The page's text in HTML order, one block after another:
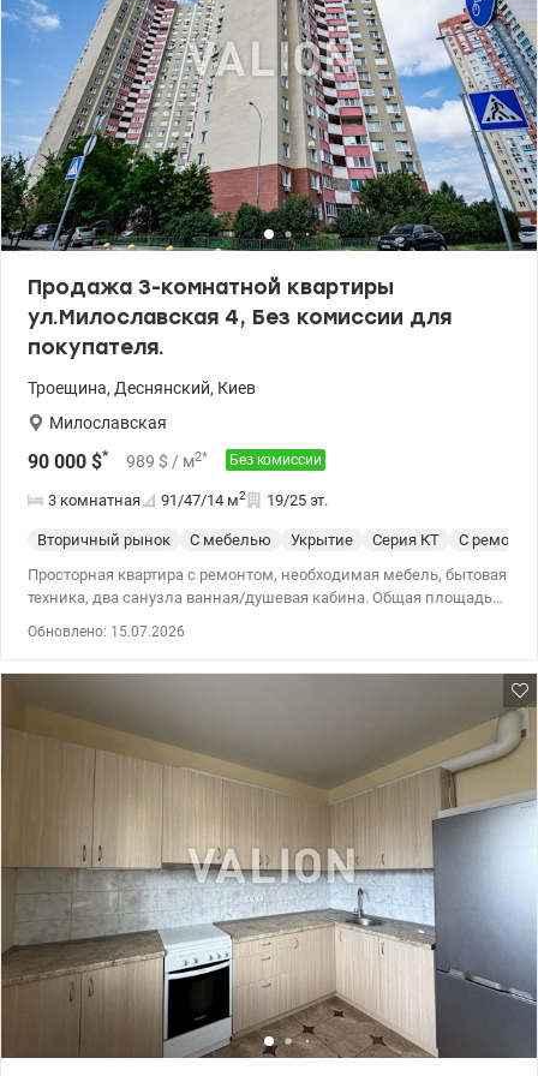
Продажа 3-комнатной квартиры
ул.Милославская 4, Без комиссии для
покупателя.
Троещина, Деснянский, Киев
Милославская
90 000 $* 989 $ / м2* Без комиссии
3 комнатная 91/47/14 м2 19/25 эт.
Вторичный рынок С мебелью Укрытие Серия КТ
С
Просторная квартира с ремонтом, необходимая мебель, бытовая
техника, два санузла ванная/душевая кабина. Общая площадь
кафель. Из окон прекрасные виды. Развитая инфраструктура.
школы, садики, супермаркеты, укрытия, парковки, подземный
маркинг. Все рядом. Все маршруты Троещины начинаются с
Милославской улицы. Просмотры в удобное для Вас время.
Цена 90000 у.е. Моб.тел. 0982402742, 0953570166 Наталья
Николаевна valion.ua/1153944
Обновлено: 15.07.2026